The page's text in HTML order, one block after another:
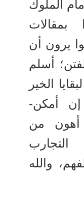
الملوك
بمقالات
يرون أن
أسلم
الخير
أمكن-
أهون من
والله